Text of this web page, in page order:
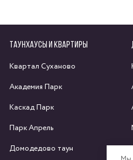
ТАУНХАУСЫ И КВАРТИРЫ
Квартал Суханово
Академия Парк
Каскад Парк
Парк Апрель
Домодедово таун